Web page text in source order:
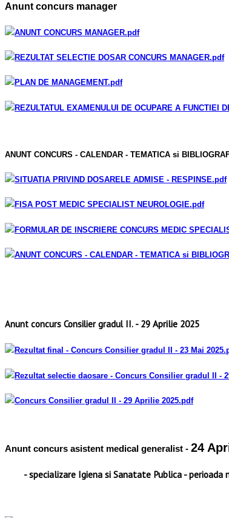
Anunt concurs manager
ANUNT CONCURS MANAGER.pdf
REZULTAT SELECTIE DOSAR CONCURS MANAGER.pdf
PLAN DE MANAGEMENT.pdf
REZULTATUL EXAMENULUI DE OCUPARE A FUNCTIEI
ANUNT CONCURS - CALENDAR - TEMATICA si
SITUATIA PRIVIND DOSARELE ADMISE - RESPINSE.pdf
FISA POST MEDIC SPECIALIST NEUROLOGIE.pdf
FORMULAR DE INSCRIERE CONCURS MEDIC
ANUNT CONCURS - CALENDAR - TEMATICA si
Anunt concurs Consilier gradul II. - 29 Aprilie 2025
Rezultat final - Concurs Consilier gradul II - 23 Mai 2025
Rezultat selectie daosare - Concurs Consilier gradul II -
Concurs Consilier gradul II - 29 Aprilie 2025.pdf
Anunt concurs asistent medical generalist - 24
- specializare Igiena si Sanatate Publica - perioada